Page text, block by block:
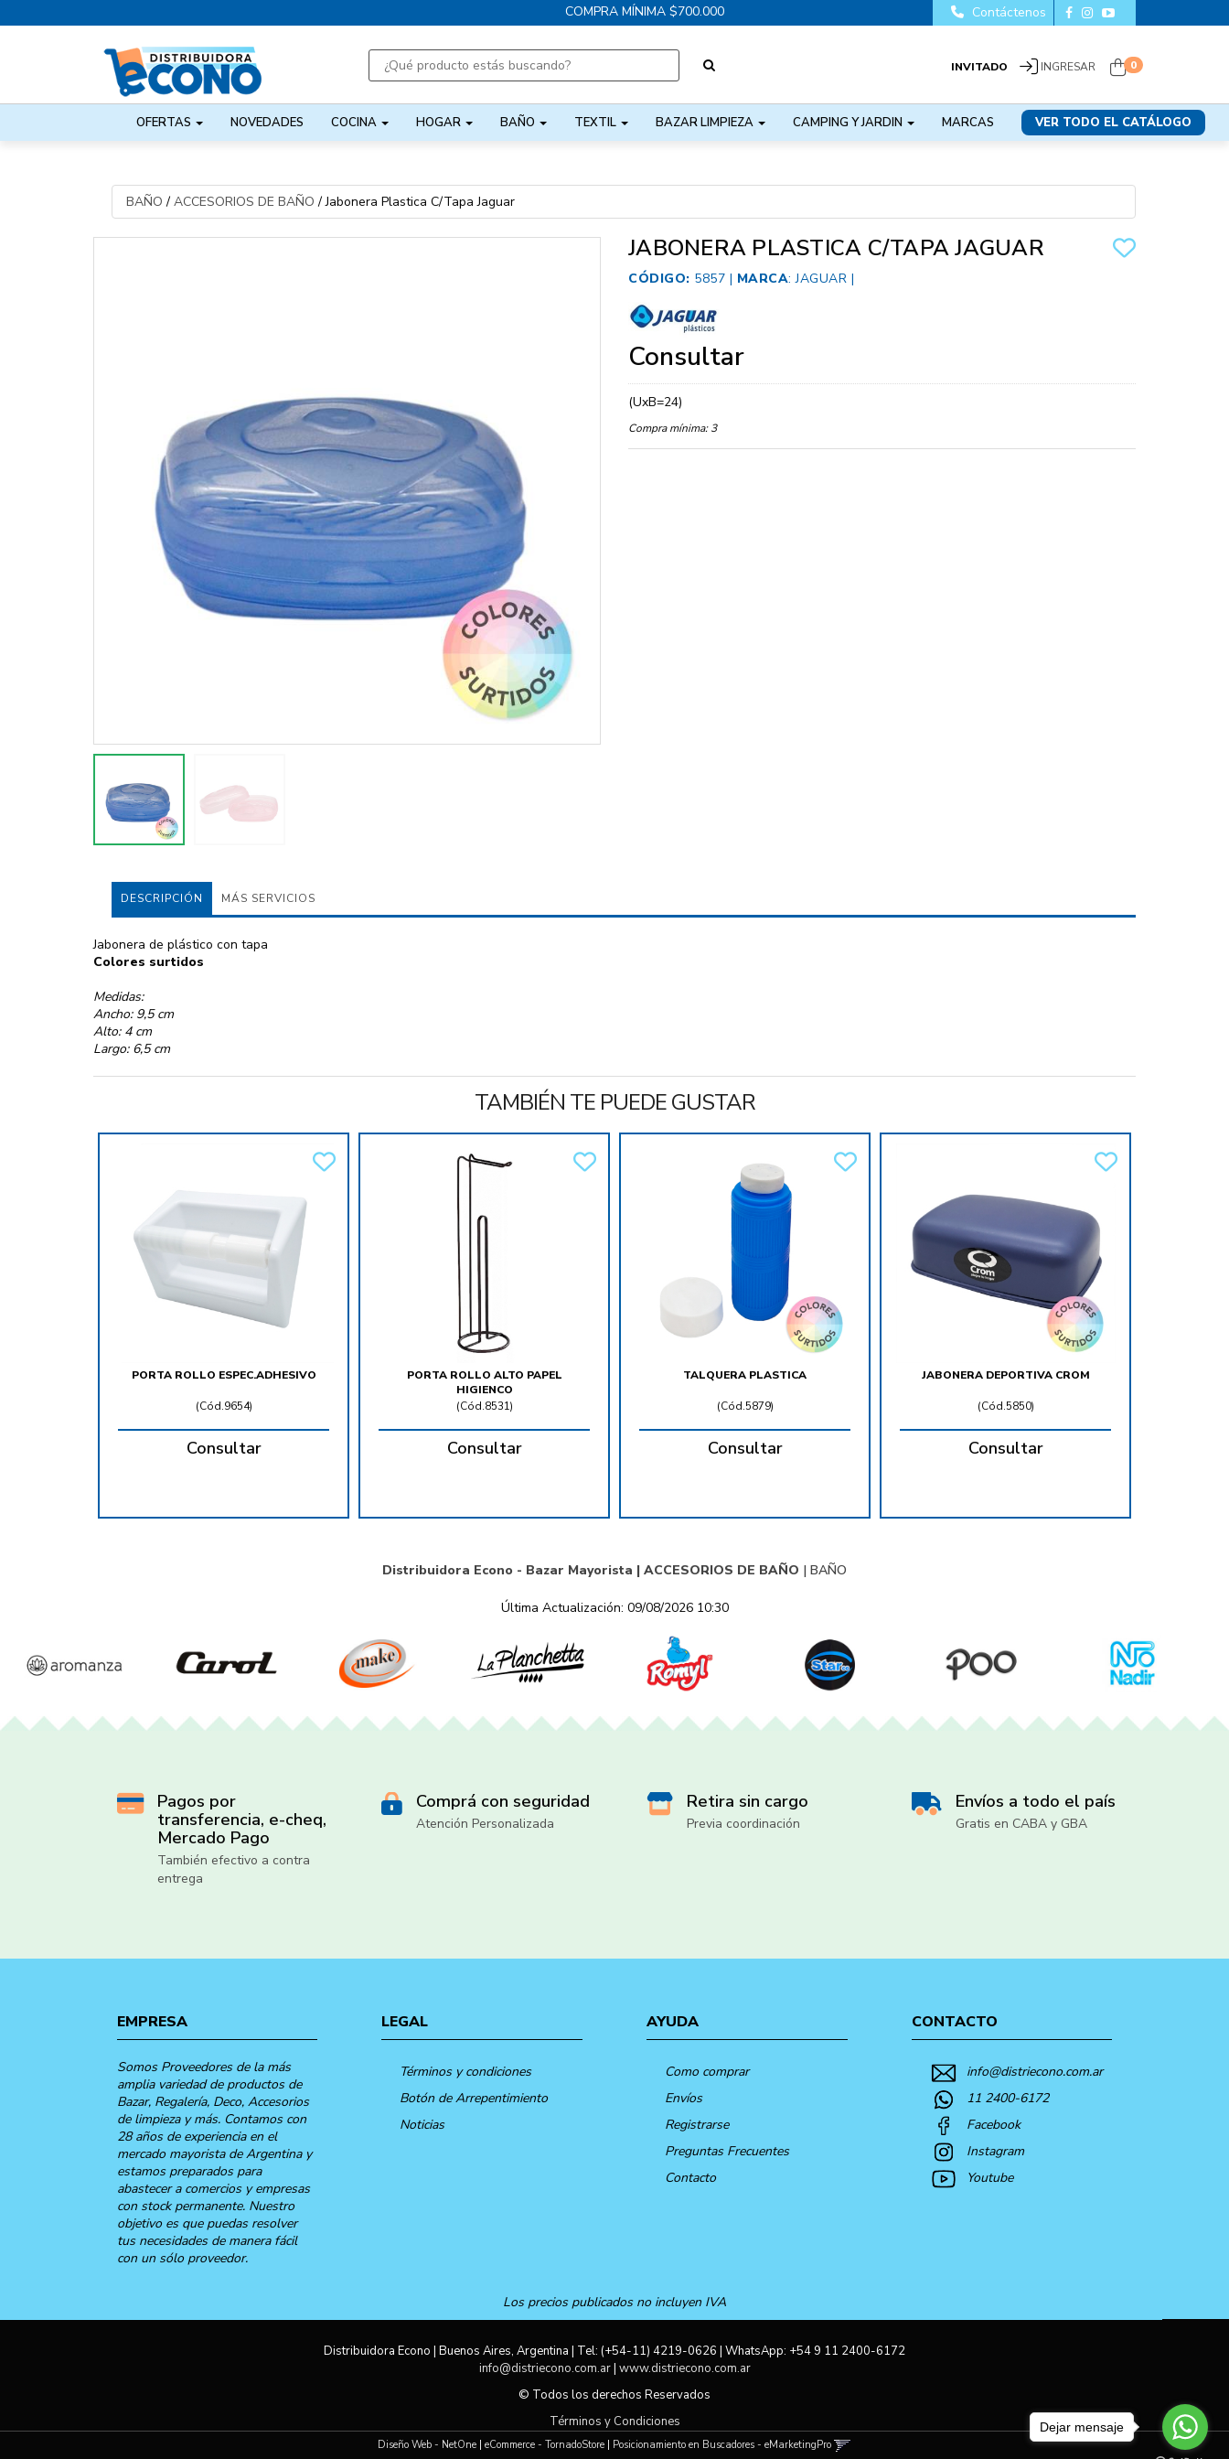
COMPRA MÍNIMA $700.000
INVITADO INGRESAR 0
OFERTAS NOVEDADES COCINA HOGAR BAÑO TEXTIL BAZAR LIMPIEZA CAMPING Y JARDIN MARCAS VER TODO EL CATÁLOGO
Contáctenos
BAÑO / ACCESORIOS DE BAÑO / Jabonera Plastica C/Tapa Jaguar
JABONERA PLASTICA C/TAPA JAGUAR
CÓDIGO: 5857 | MARCA:JAGUAR |
Consultar
(UxB=24)
Compra mínima: 3
DESCRIPCIÓN MÁS SERVICIOS
Jabonera de plástico con tapa
Colores surtidos
Medidas:
Ancho: 9,5 cm
Alto: 4 cm
Largo: 6,5 cm
TAMBIÉN TE PUEDE GUSTAR
PORTA ROLLO ESPEC.ADHESIVO
(Cód.9654)
Consultar
PORTA ROLLO ALTO PAPEL
HIGIENCO
(Cód.8531)
Consultar
TALQUERA PLASTICA
(Cód.5879)
Consultar
JABONERA DEPORTIVA CROM
(Cód.5850)
Consultar
Distribuidora Econo - Bazar Mayorista | ACCESORIOS DE BAÑO | BAÑO
Última Actualización: 09/08/2026 10:30
Pagos por
transferencia, e-cheq,
Mercado Pago
También efectivo a contra
entrega
Comprá con seguridad
Atención Personalizada
Retira sin cargo
Previa coordinación
Envíos a todo el país
Gratis en CABA y GBA
EMPRESA
Somos Proveedores de la más
amplia variedad de productos de
Bazar, Regalería, Deco, Accesorios
de limpieza y más. Contamos con
28 años de experiencia en el
mercado mayorista de Argentina y
estamos preparados para
abastecer a comercios y empresas
con stock permanente. Nuestro
objetivo es que puedas resolver
tus necesidades de manera fácil
con un sólo proveedor.
LEGAL
Términos y condiciones
Botón de Arrepentimiento
Noticias
AYUDA
Como comprar
Envíos
Registrarse
Preguntas Frecuentes
Contacto
CONTACTO
info@distriecono.com.ar
11 2400-6172
Facebook
Instagram
Youtube
Los precios publicados no incluyen IVA
Distribuidora Econo | Buenos Aires, Argentina | Tel: (+54-11) 4219-0626 | WhatsApp: +54 9 11 2400-6172
info@distriecono.com.ar| www.distriecono.com.ar
© Todos los derechos Reservados
Términos y Condiciones
Diseño Web - NetOne | eCommerce - TornadoStore | Posicionamiento en Buscadores - eMarketingPro
Dejar mensaje